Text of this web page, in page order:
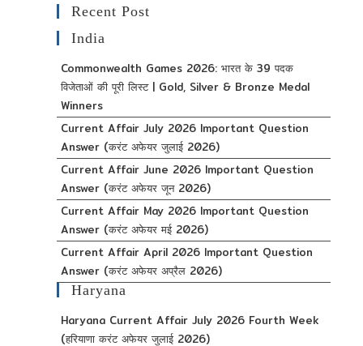
Recent Post
India
Commonwealth Games 2026: भारत के 39 पदक
विजेताओं की पूरी लिस्ट | Gold, Silver & Bronze Medal
Winners
Current Affair July 2026 Important Question
Answer (करंट अफेयर जुलाई 2026)
Current Affair June 2026 Important Question
Answer (करंट अफेयर जून 2026)
Current Affair May 2026 Important Question
Answer (करंट अफेयर मई 2026)
Current Affair April 2026 Important Question
Answer (करंट अफेयर अप्रैल 2026)
Haryana
Haryana Current Affair July 2026 Fourth Week
(हरियाणा करंट अफेयर जुलाई 2026)